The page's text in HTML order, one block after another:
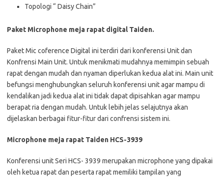
Topologi “ Daisy Chain”
Paket Microphone meja rapat digital Taiden.
Paket Mic coference Digital ini terdiri dari konferensi Unit dan
Konfrensi Main Unit. Untuk menikmati mudahnya memimpin sebuah
rapat dengan mudah dan nyaman diperlukan kedua alat ini. Main unit
befungsi menghubungkan seluruh konferensi unit agar mampu di
kendalikan jadi kedua alat ini tidak dapat dipisahkan agar mampu
berapat ria dengan mudah. Untuk lebih jelas selajutnya akan
dijelaskan berbagai fitur-fitur dari confrensi sistem ini.
Microphone meja rapat Taiden HCS-3939
Konferensi unit Seri HCS- 3939 merupakan microphone yang dipakai
oleh ketua rapat dan peserta rapat memiliki tampilan yang